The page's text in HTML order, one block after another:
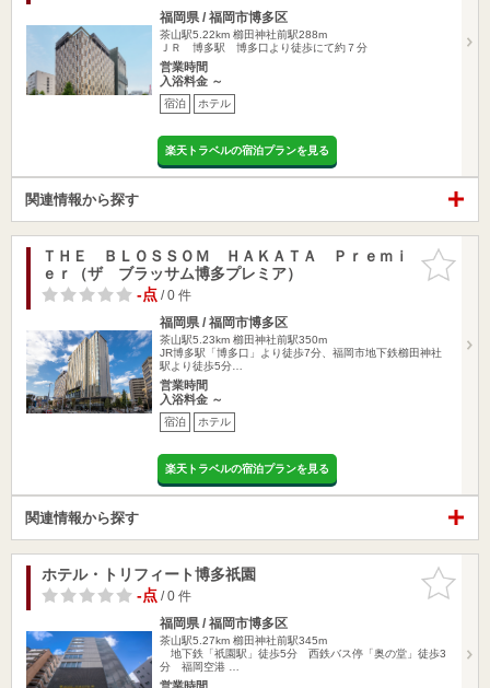
福岡県 / 福岡市博多区
茶山駅5.22km 櫛田神社前駅288m
ＪＲ 博多駅 博多口より徒歩にて約７分
営業時間
入浴料金 ～
宿泊 ホテル
楽天トラベルの宿泊プランを見る
関連情報から探す
お気に入
りに追加
ＴＨＥ ＢＬＯＳＳＯＭ ＨＡＫＡＴＡ Ｐｒｅｍｉ
ｅｒ（ザ ブラッサム博多プレミア）
-点/ 0 件
福岡県 / 福岡市博多区
茶山駅5.23km 櫛田神社前駅350m
JR博多駅「博多口」より徒歩7分、福岡市地下鉄櫛田神社
駅より徒歩5分…
営業時間
入浴料金 ～
宿泊 ホテル
楽天トラベルの宿泊プランを見る
関連情報から探す
お気に入
りに追加
ホテル・トリフィート博多祇園
-点/ 0 件
福岡県 / 福岡市博多区
茶山駅5.27km 櫛田神社前駅345m
地下鉄「祇園駅」徒歩5分 西鉄バス停「奥の堂」徒歩3
分 福岡空港 …